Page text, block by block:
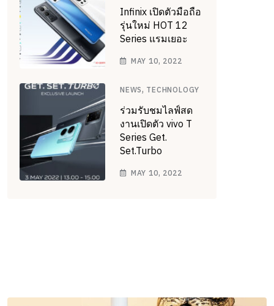
Infinix เปิดตัวมือถือ
รุ่นใหม่ HOT 12
Series แรมเยอะ
MAY 10, 2022
NEWS, TECHNOLOGY
ร่วมรับชมไลฟ์สด
งานเปิดตัว vivo T
Series Get.
Set.Turbo
MAY 10, 2022